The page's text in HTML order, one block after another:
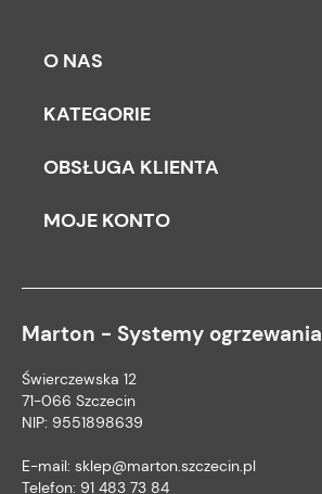
O NAS
KATEGORIE
OBSŁUGA KLIENTA
MOJE KONTO
Marton - Systemy ogrzewania
Świerczewska 12
71-066 Szczecin
NIP: 9551898639
E-mail: sklep@marton.szczecin.pl
Telefon: 91 483 73 84